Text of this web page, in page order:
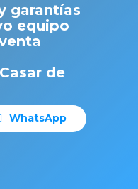
garantías
equipo
de
WhatsApp